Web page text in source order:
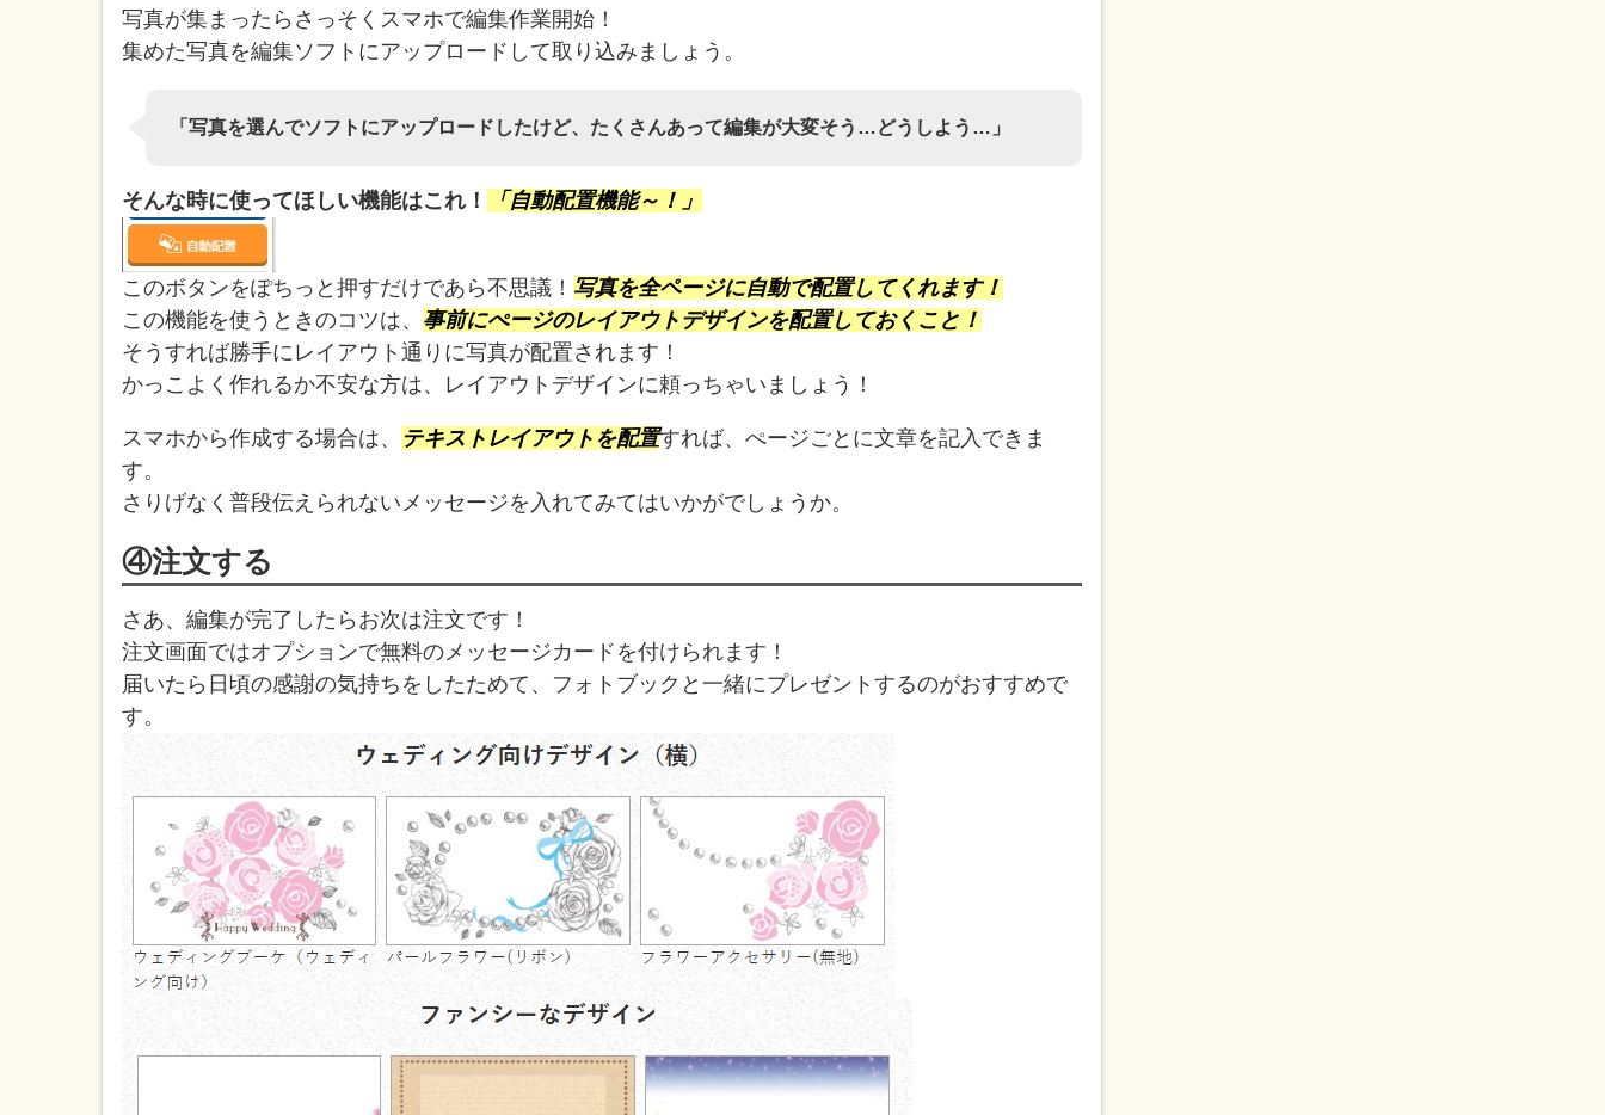
写真が集まったらさっそくスマホで編集作業開始！
集めた写真を編集ソフトにアップロードして取り込みましょう。
「写真を選んでソフトにアップロードしたけど、たくさんあって編集が大変そう…どうしよう…」
そんな時に使ってほしい機能はこれ！ 「自動配置機能～！」
このボタンをぽちっと押すだけであら不思議！ 写真を全ページに自動で配置してくれます！
この機能を使うときのコツは、 事前にぺージのレイアウトデザインを配置しておくこと！
そうすれば勝手にレイアウト通りに写真が配置されます！
かっこよく作れるか不安な方は、レイアウトデザインに頼っちゃいましょう！
スマホから作成する場合は、 テキストレイアウトを配置すれば、ぺージごとに文章を記入できま
す。
さりげなく普段伝えられないメッセージを入れてみてはいかがでしょうか。
④注文する
さあ、編集が完了したらお次は注文です！
注文画面ではオプションで無料のメッセージカードを付けられます！
届いたら日頃の感謝の気持ちをしたためて、フォトブックと一緒にプレゼントするのがおすすめで
す。